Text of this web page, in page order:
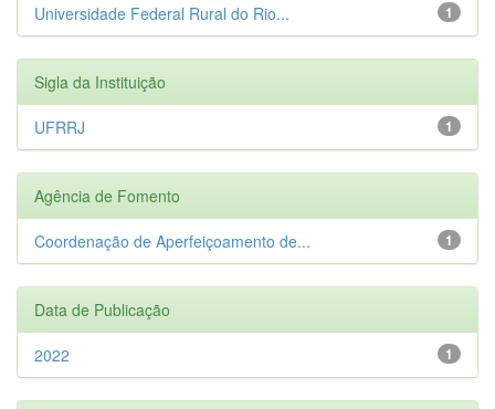
1
Universidade Federal Rural do Rio...
Sigla da Instituição
1
UFRRJ
Agência de Fomento
1
Coordenação de Aperfeiçoamento de...
Data de Publicação
1
2022